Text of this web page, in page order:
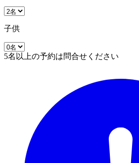
子供
5名以上の予約は問合せください